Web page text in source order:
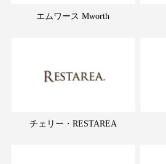
エムワース Mworth
チェリー・RESTAREA